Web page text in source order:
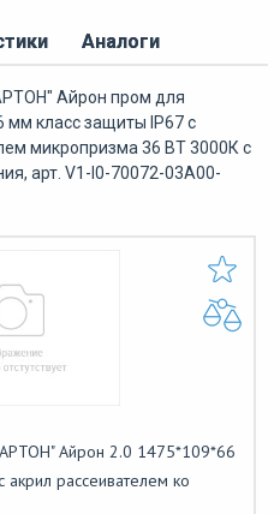
Аналоги
Айрон пром для
мм класс защиты IP67 с
микропризма 36 ВТ 3000К с
арт. V1-I0-70072-03A00-
Айрон 2.0 1475*109*66
рассеивателем ко